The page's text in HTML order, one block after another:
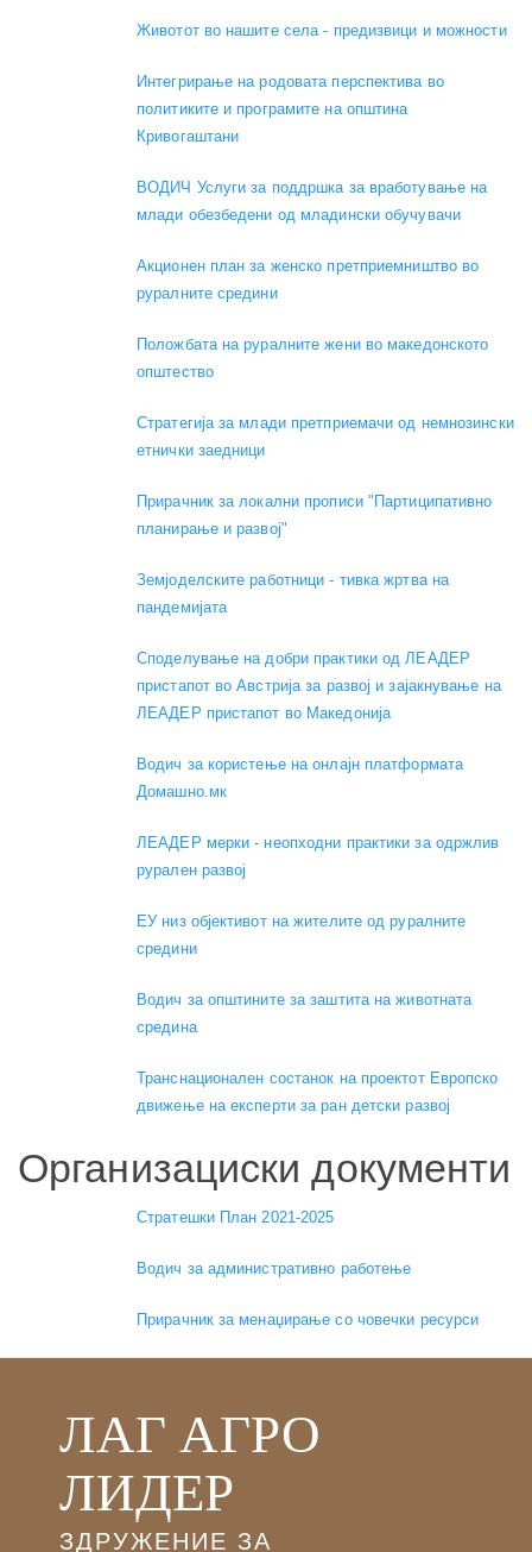
Животот во нашите села - предизвици и можности
Интегрирање на родовата перспектива во
политиките и програмите на општина
Кривогаштани
ВОДИЧ Услуги за поддршка за вработување на
млади обезбедени од младински обучувачи
Акционен план за женско претприемништво во
руралните средини
Положбата на руралните жени во македонското
општество
Стратегија за млади претприемачи од немнозински
етнички заедници
Прирачник за локални прописи "Партиципативно
планирање и развој"
Земјоделските работници - тивка жртва на
пандемијата
Споделување на добри практики од ЛЕАДЕР
пристапот во Австрија за развој и зајакнување на
ЛЕАДЕР пристапот во Македонија
Водич за користење на онлајн платформата
Домашно.мк
ЛЕАДЕР мерки - неопходни практики за одржлив
рурален развој
ЕУ низ објективот на жителите од руралните
средини
Водич за општините за заштита на животната
средина
Транснационален состанок на проектот Европско
движење на експерти за ран детски развој
Организациски документи
Стратешки План 2021-2025
Водич за административно работење
Прирачник за менаџирање со човечки ресурси
ЛАГ АГРО
ЛИДЕР
ЗДРУЖЕНИЕ ЗА